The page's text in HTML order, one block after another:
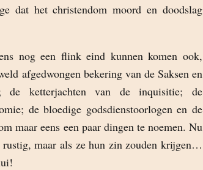
dat het christendom moord en doodslag
nog een flink eind kunnen komen ook,
afgedwongen bekering van de Saksen en
de ketterjachten van de inquisitie; de
de bloedige godsdienstoorlogen en de
maar eens een paar dingen te noemen. Nu
maar als ze hun zin zouden krijgen…